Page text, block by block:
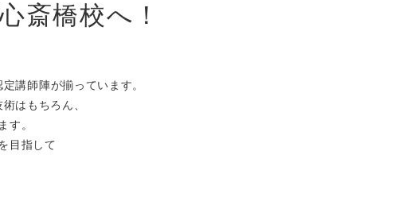
斎橋校へ！
定講師陣が揃っています。
はもちろん、
す。
目指して